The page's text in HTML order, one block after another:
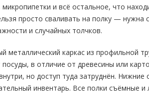
и всё остальное, что
просто сваливать на полку — нужна
и случайных толчков.
металлический каркас из профильной
посуды, в отличие от древесины или
но доступ туда затруднён.
инвентарь. Все полки съёмные